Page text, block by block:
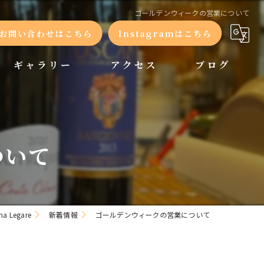
ゴールデンウィークの営業について
お問い合わせはこちら Instagramはこちら
ギャラリー アクセス ブログ
コラム
て
Legare 新着情報 ゴールデンウィークの営業について